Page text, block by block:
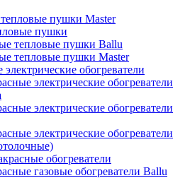
пушки Master
пушки
тепловые пушки Ballu
тепловые пушки Master
обогреватели
электрические обогреватели
электрические обогреватели
электрические обогреватели
обогреватели
газовые обогреватели Ballu